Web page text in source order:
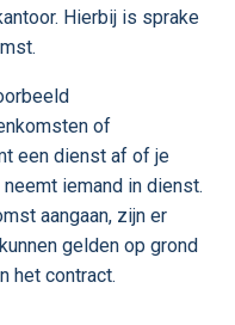
Hierbij is sprake
of
een dienst af of je
iemand in dienst.
aangaan, zijn er
gelden op grond
het contract.